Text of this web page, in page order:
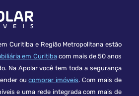
Curitiba e Região Metropolitana estão
em Curitibacom mais de 50 anos
Na Apolar você tem toda a segurança
oucomprar imóveis. Com mais de
e uma rede integrada com mais de